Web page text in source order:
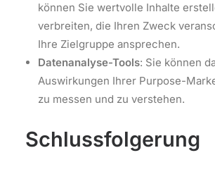
können Sie wertvolle Inhalte
verbreiten, die Ihren Zweck
Ihre Zielgruppe ansprechen.
Datenanalyse-Tools: Sie können
Auswirkungen Ihrer Purpose-
zu messen und zu verstehen.
Schlussfolgerung